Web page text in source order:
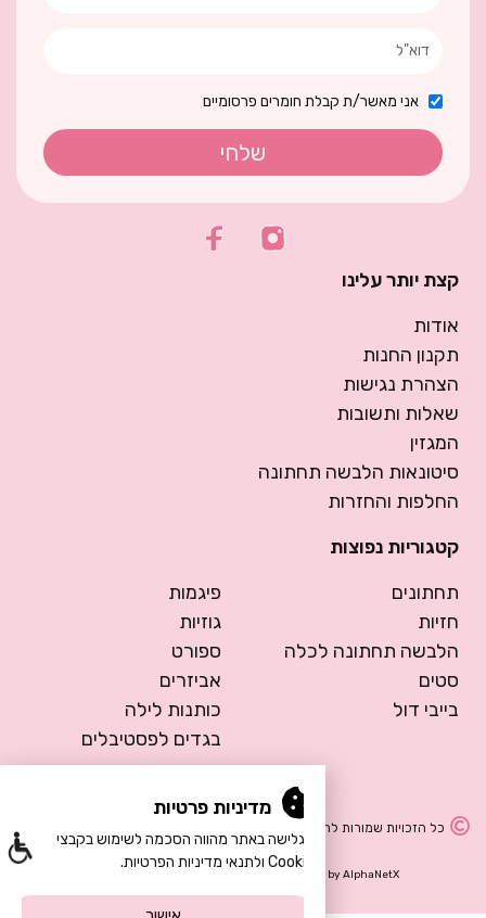
אני מאשר/ת קבלת חומרים פרסומיים
שלחי
קצת יותר עלינו
אודות
תקנון החנות
הצהרת נגישות
שאלות ותשובות
המגזין
סיטונאות הלבשה תחתונה
החלפות והחזרות
קטגוריות נפוצות
תחתונים
חזיות
הלבשה תחתונה לכלה
סטים
בייבי דול
פיגמות
גוזיות
ספורט
אביזרים
כותנות לילה
בגדים לפסטיבלים
כל הזכויות שמורות להרמוסה – הלבשה תחתונה
Development byAlphaNetX
מדיניות פרטיות
הגלישה באתר מהווה הסכמה לשימוש בקבצי
Cookie ולתנאי מדיניות הפרטיות.